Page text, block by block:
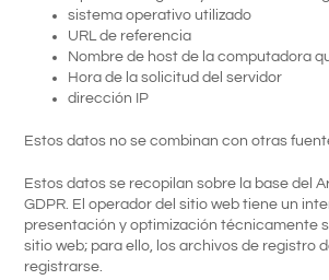
sistema operativo utilizado
URL de referencia
Nombre de host de la computadora
Hora de la solicitud del servidor
dirección IP
Estos datos no se combinan con otras
Estos datos se recopilan sobre la base del
GDPR. El operador del sitio web tiene un
presentación y optimización técnicamente
sitio web; para ello, los archivos de registro
registrarse.